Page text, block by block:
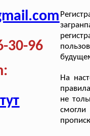
30-96
На
не
смогли